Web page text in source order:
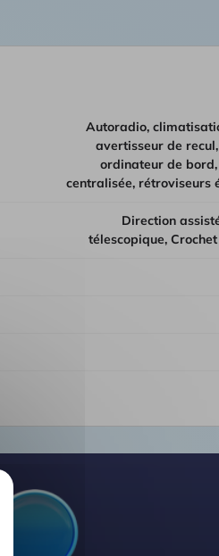
autoradio, climatisation, airbag,
avertisseur de
ordinateur de
centralisée, rétroviseurs
Direction assistée, Nacelle
télescopique,